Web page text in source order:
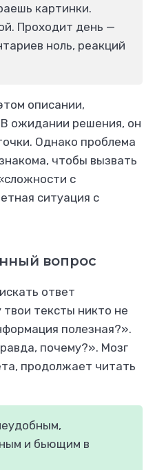
картинки.
Проходит день —
ноль, реакций
описании,
В ожидании решения, он
Однако проблема
чтобы вызвать
с
ситуация с
вопрос
ответ
тексты никто не
полезная?».
почему?». Мозг
продолжает читать
и бьющим в